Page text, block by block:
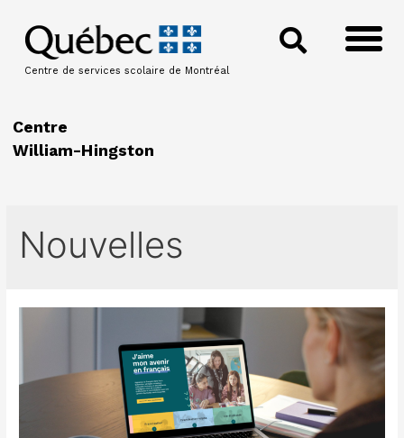
Centre de services scolaire de Montréal
Centre
William-Hingston
Nouvelles